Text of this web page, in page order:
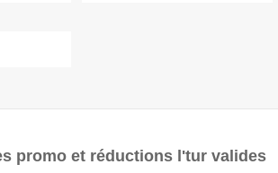
promo et réductions l'tur valides